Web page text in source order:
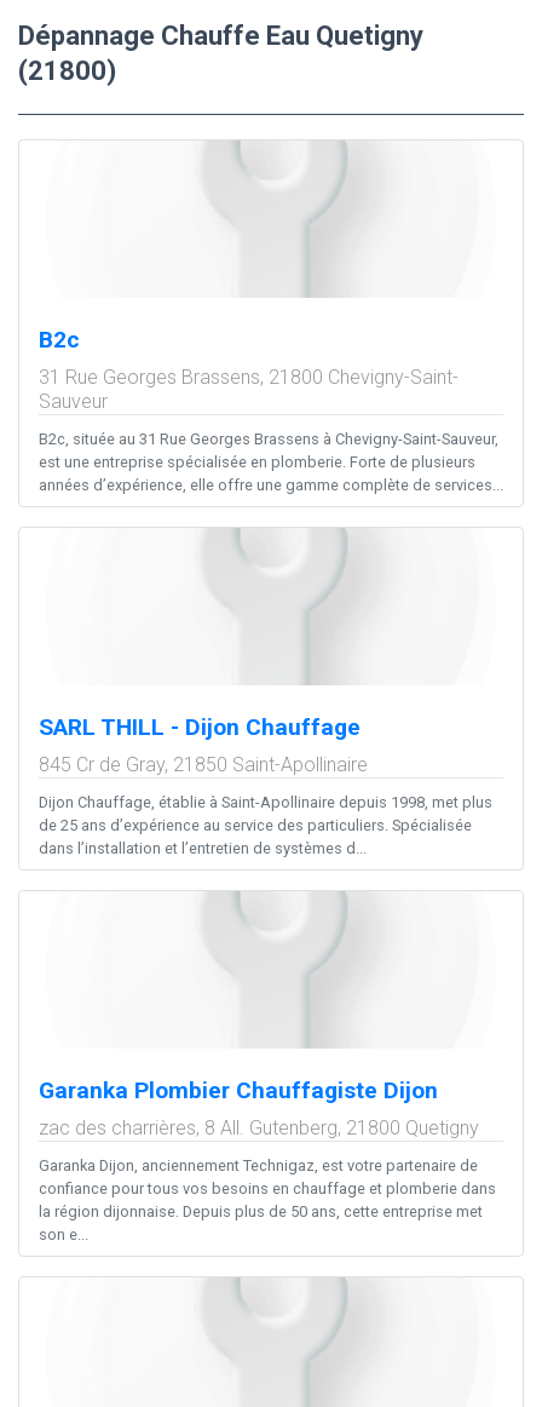
Dépannage Chauffe Eau Quetigny
(21800)
B2c
31 Rue Georges Brassens, 21800 Chevigny-Saint-
Sauveur
B2c, située au 31 Rue Georges Brassens à Chevigny-Saint-Sauveur,
est une entreprise spécialisée en plomberie. Forte de plusieurs
années d’expérience, elle offre une gamme complète de services...
SARL THILL - Dijon Chauffage
845 Cr de Gray, 21850 Saint-Apollinaire
Dijon Chauffage, établie à Saint-Apollinaire depuis 1998, met plus
de 25 ans d’expérience au service des particuliers. Spécialisée
dans l’installation et l’entretien de systèmes d...
Garanka Plombier Chauffagiste Dijon
zac des charrières, 8 All. Gutenberg, 21800 Quetigny
Garanka Dijon, anciennement Technigaz, est votre partenaire de
confiance pour tous vos besoins en chauffage et plomberie dans
la région dijonnaise. Depuis plus de 50 ans, cette entreprise met
son e...